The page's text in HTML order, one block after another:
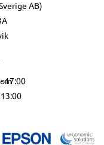
AB)
17:00